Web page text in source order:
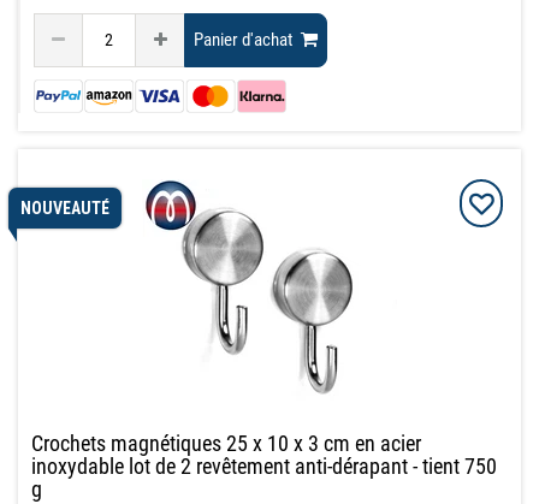
Panier d'achat
NOUVEAUTÉ
Crochets magnétiques 25 x 10 x 3 cm en acier
inoxydable lot de 2 revêtement anti-dérapant - tient 750
g